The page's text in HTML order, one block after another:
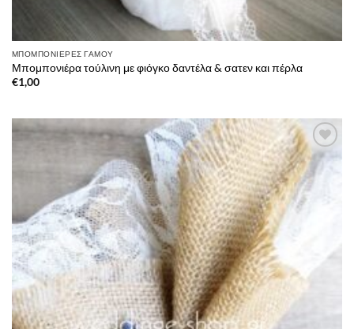
ΜΠΟΜΠΟΝΙΈΡΕΣ ΓΆΜΟΥ
Μπομπονιέρα τούλινη με φιόγκο δαντέλα & σατεν και πέρλα
€1,00
Πρόσθήκη
στην λίστα
επιθυμιών